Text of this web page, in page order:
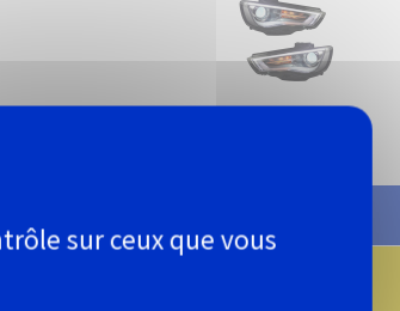
Optique de phares
sur ceux que vous